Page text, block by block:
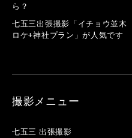
ら？
七五三出張撮影「イチョウ並木
ロケ+神社プラン」が人気です
撮影メニュー
七五三 出張撮影